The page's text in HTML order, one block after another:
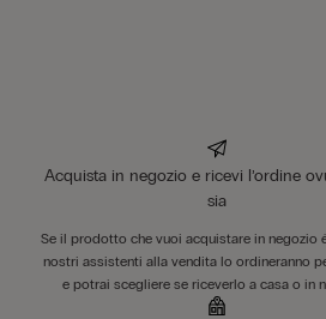
Acquista in negozio e ricevi l’ordine
sia
Se il prodotto che vuoi acquistare in negozio
nostri assistenti alla vendita lo ordineranno
e potrai scegliere se riceverlo a casa o in